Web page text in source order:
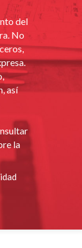
del
No
así
la